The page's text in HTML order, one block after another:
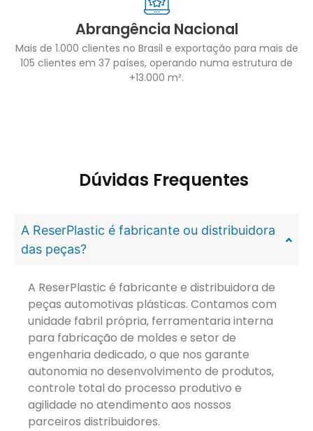
Abrangência Nacional
Mais de 1.000 clientes no Brasil e exportação para mais de
105 clientes em 37 países, operando numa estrutura de
+13.000 m².
Dúvidas Frequentes
A ReserPlastic é fabricante ou distribuidora
das peças?
A ReserPlastic é fabricante e distribuidora de
peças automotivas plásticas. Contamos com
unidade fabril própria, ferramentaria interna
para fabricação de moldes e setor de
engenharia dedicado, o que nos garante
autonomia no desenvolvimento de produtos,
controle total do processo produtivo e
agilidade no atendimento aos nossos
parceiros distribuidores.